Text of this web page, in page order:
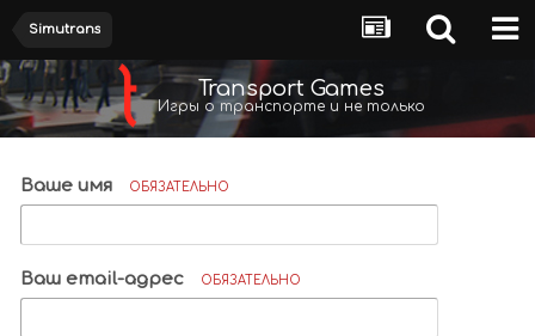
Simutrans
Transport Games
Игры о транспорте и не только
Ваше имя ОБЯЗАТЕЛЬНО
Ваш email-адрес ОБЯЗАТЕЛЬНО